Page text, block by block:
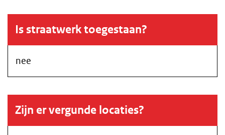
Is straatwerk toegestaan?
nee
Zijn er vergunde locaties?